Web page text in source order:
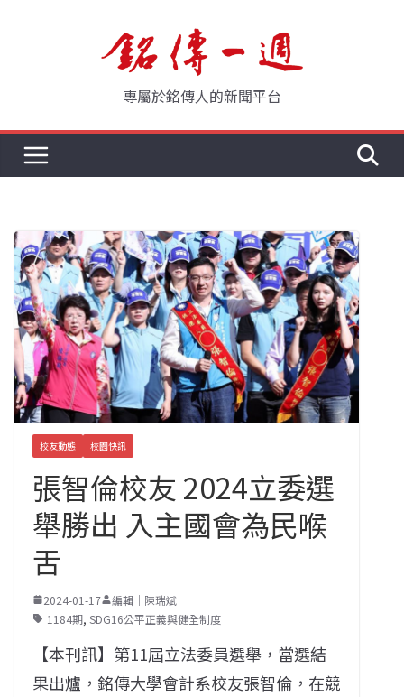
專屬於銘傳人的新聞平台
校友動態 校園快訊
張智倫校友 2024立委選
舉勝出 入主國會為民喉
舌
2024-01-17
編輯｜陳瑞斌
1184期, SDG16公平正義與健全制度
【本刊訊】第11屆立法委員選舉，當選結
果出爐，銘傳大學會計系校友張智倫，在競